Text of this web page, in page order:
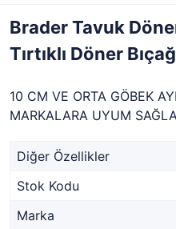
Brader Tavuk
Tırtıklı Döner
10 CM VE ORTA GÖBEK
MARKALARA UYUM
Diğer Özellikler
Stok Kodu
Marka